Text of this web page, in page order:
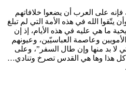
فإنه على العرب أن يضعوا خلافاتهم
يتّقوا الله في هذه الأمة التي لم تبلغ
ما هي عليه في هذه الأيام، إذ إن
وعاصمة العباسيّين، وعيونهم
لا بد منها وإن طال السفر”، وعلى
كل هذا وها هي القدس تصرخ وتنادي…